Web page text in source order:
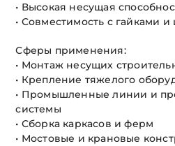
• Высокая несущая
• Совместимость с гайками
Сферы применения:
• Монтаж несущих
• Крепление тяжелого
• Промышленные линии и
системы
• Сборка каркасов и ферм
• Мостовые и крановые